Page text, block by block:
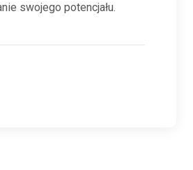
swojego potencjału.